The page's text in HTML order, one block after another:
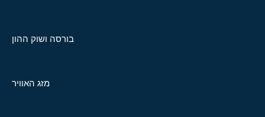
בורסה ושוק ההון
מזג האוויר